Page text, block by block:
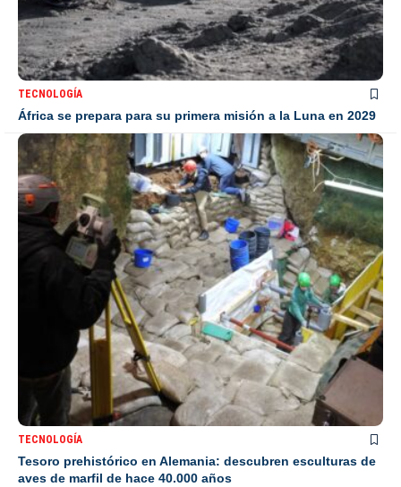
TECNOLOGÍA
África se prepara para su primera misión a la Luna en 2029
TECNOLOGÍA
Tesoro prehistórico en Alemania: descubren esculturas de
aves de marfil de hace 40.000 años